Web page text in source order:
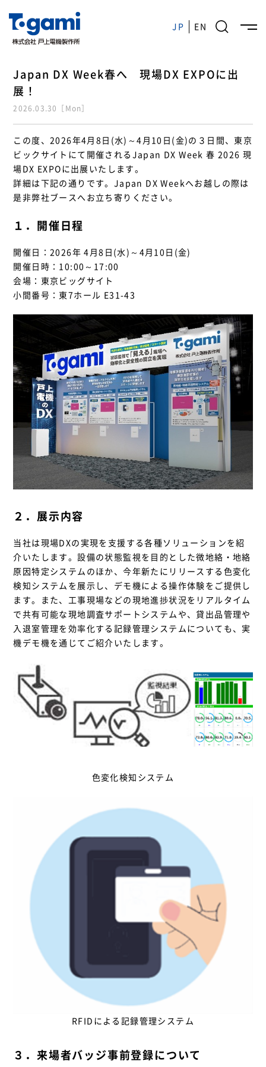
JP EN
戸上電機の強み
製品情報
IR情報
サステナビリティ
採用情報
ニュースルーム
お問い合わせ
JP EN
Japan DX Week春へ 現場DX EXPOに出
展！
2026.03.30［Mon］
この度、2026年4月8日(水)～4月10日(金)の３日間、東京
ビックサイトにて開催されるJapan DX Week 春 2026 現
場DX EXPOに出展いたします。
詳細は下記の通りです。Japan DX Weekへお越しの際は
是非弊社ブースへお立ち寄りください。
１．開催日程
開催日：2026年 4月8日(水)～4月10日(金)
開催日時：10:00～17:00
会場：東京ビッグサイト
小間番号：東7ホール E31-43
２．展示内容
当社は現場DXの実現を支援する各種ソリューションを紹
介いたします。設備の状態監視を目的とした微地絡・地絡
原因特定システムのほか、今年新たにリリースする色変化
検知システムを展示し、デモ機による操作体験をご提供し
ます。また、工事現場などの現地進捗状況をリアルタイム
で共有可能な現地調査サポートシステムや、貸出品管理や
入退室管理を効率化する記録管理システムについても、実
機デモ機を通じてご紹介いたします。
色変化検知システム
RFIDによる記録管理システム
３．来場者バッジ事前登録について